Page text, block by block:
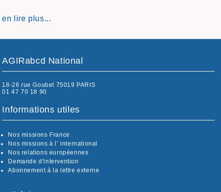
en lire plus...
AGIRabcd National
18-26 rue Goubet 75019 PARIS
01 47 70 18 90
Informations utiles
Nos missions France
Nos missions à l’ international
Nos relations européennes
Demande d'intervention
Abonnement à la lettre externe